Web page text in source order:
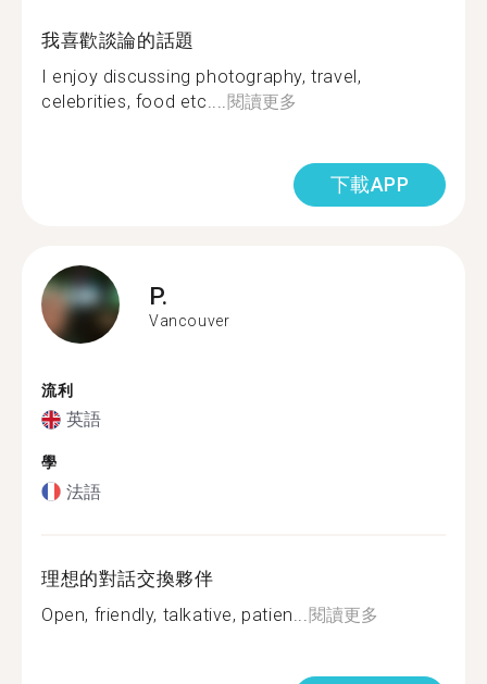
我喜歡談論的話題
I enjoy discussing photography, travel,
celebrities, food etc.... 閱讀更多
下載APP
P.
Vancouver
流利
英語
學
法語
理想的對話交換夥伴
Open, friendly, talkative, patien... 閱讀更多